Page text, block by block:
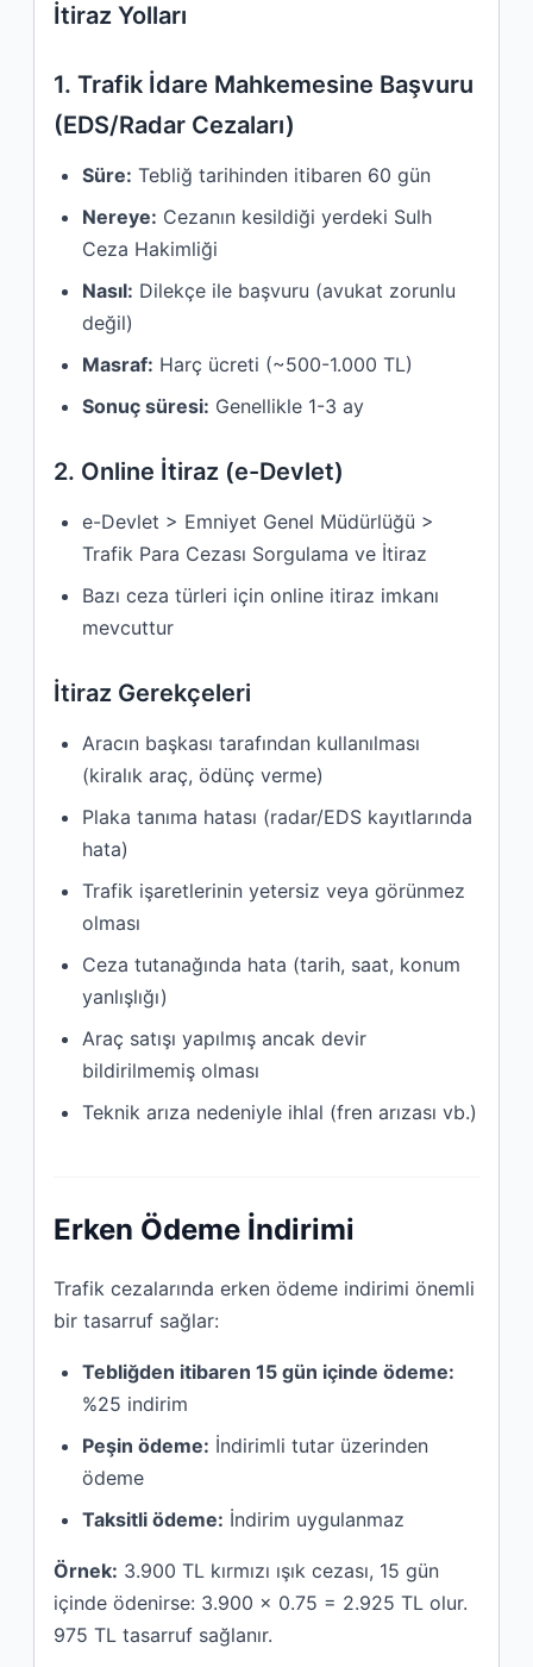
İtiraz Yolları
1. Trafik İdare Mahkemesine Başvuru
(EDS/Radar Cezaları)
Süre: Tebliğ tarihinden itibaren 60 gün
Nereye: Cezanın kesildiği yerdeki Sulh
Ceza Hakimliği
Nasıl: Dilekçe ile başvuru (avukat zorunlu
değil)
Masraf: Harç ücreti (~500-1.000 TL)
Sonuç süresi: Genellikle 1-3 ay
2. Online İtiraz (e-Devlet)
e-Devlet > Emniyet Genel Müdürlüğü >
Trafik Para Cezası Sorgulama ve İtiraz
Bazı ceza türleri için online itiraz imkanı
mevcuttur
İtiraz Gerekçeleri
Aracın başkası tarafından kullanılması
(kiralık araç, ödünç verme)
Plaka tanıma hatası (radar/EDS kayıtlarında
hata)
Trafik işaretlerinin yetersiz veya görünmez
olması
Ceza tutanağında hata (tarih, saat, konum
yanlışlığı)
Araç satışı yapılmış ancak devir
bildirilmemiş olması
Teknik arıza nedeniyle ihlal (fren arızası vb.)
Erken Ödeme İndirimi
Trafik cezalarında erken ödeme indirimi önemli
bir tasarruf sağlar:
Tebliğden itibaren 15 gün içinde ödeme:
%25 indirim
Peşin ödeme: İndirimli tutar üzerinden
ödeme
Taksitli ödeme: İndirim uygulanmaz
Örnek: 3.900 TL kırmızı ışık cezası, 15 gün
içinde ödenirse: 3.900 x 0.75 = 2.925 TL olur.
975 TL tasarruf sağlanır.